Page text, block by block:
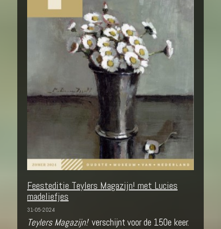
Feesteditie Teylers Magazijn! met Lucies
madeliefjes
31-05-2024
Teylers Magazijn!verschijnt voor de 150e keer.